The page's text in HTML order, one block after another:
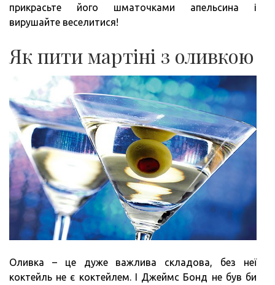
прикрасьте його шматочками апельсина і
вирушайте веселитися!
Як пити мартіні з оливкою
Оливка – це дуже важлива складова, без неї
коктейль не є коктейлем. І Джеймс Бонд не був би